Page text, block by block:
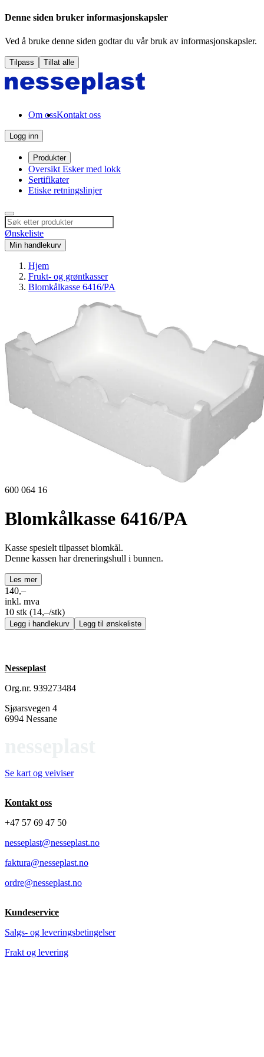
Denne siden bruker informasjonskapsler
Ved å bruke denne siden godtar du vår bruk av informasjonskapsler.
Tilpass Tillat alle
Om ossKontakt oss
Logg inn
Produkter
Oversikt Esker med lokk
Sertifikater
Etiske retningslinjer
Ønskeliste
Min handlekurv
Hjem
Frukt- og grøntkasser
Blomkålkasse 6416/PA
600 064 16
Blomkålkasse 6416/PA
Kasse spesielt tilpasset blomkål.
Denne kassen har dreneringshull i bunnen.
Les mer
140,–
inkl. mva
10 stk (14,–/stk)
Legg i handlekurv Legg til ønskeliste
Nesseplast
Org.nr. 939273484
Sjøarsvegen 4
6994 Nessane
Se kart og veiviser
Kontakt oss
+47 57 69 47 50
nesseplast@nesseplast.no
faktura@nesseplast.no
ordre@nesseplast.no
Kundeservice
Salgs- og leveringsbetingelser
Frakt og levering